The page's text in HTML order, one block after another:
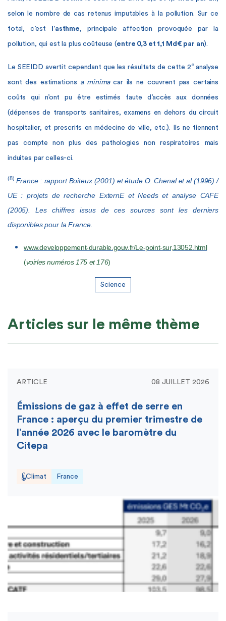
selon le nombre de cas retenus imputables à la pollution. Sur ce
total, c’est l’asthme, principale affection provoquée par la
pollution, qui est la plus coûteuse (entre 0,3 et 1,1 Md€ par an).
Le SEEIDD avertit cependant que les résultats de cette 2 e analyse
sont des estimations a minimacar ils ne couvrent pas certains
coûts qui n’ont pu être estimés faute d’accès aux données
(dépenses de transports sanitaires, examens en dehors du circuit
hospitalier, et prescrits en médecine de ville, etc.). Ils ne tiennent
pas compte non plus des pathologies non respiratoires mais
induites par celles-ci.
(8) France : rapport Boiteux (2001) et étude O. Chenal et al (1996) /
UE : projets de recherche ExternE et Needs et analyse CAFE
(2005). Les chiffres issus de ces sources sont les derniers
disponibles pour la France.
www.developpement-durable.gouv.fr/Le-point-sur,13052.html
(voirles numéros 175 et 176)
Science
Articles sur le même thème
ARTICLE 08 JUILLET 2026
Émissions de gaz à effet de serre en
France : aperçu du premier trimestre de
l’année 2026 avec le baromètre du
Citepa
Climat France